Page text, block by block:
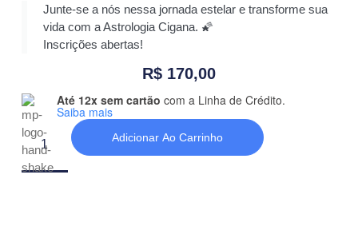
Junte-se a nós nessa jornada estelar e transforme sua
vida com a Astrologia Cigana. 🌠
Inscrições abertas!
R$ 170,00
Até 12x sem cartão com a Linha de Crédito.
Saiba mais
Adicionar Ao Carrinho